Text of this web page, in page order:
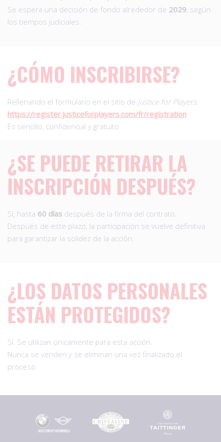
Se espera una decisión de fondo alrededor de 2029 , según
los tiempos judiciales.
¿CÓMO INSCRIBIRSE?
Rellenando el formulario en el sitio de Justice for Players:
https://register.justiceforplayers.com/fr/registration
Es sencillo, confidencial y gratuito.
¿SE PUEDE RETIRAR LA
INSCRIPCIÓN DESPUÉS?
Sí, hasta 60 días después de la firma del contrato.
Después de este plazo, la participación se vuelve definitiva
para garantizar la solidez de la acción.
¿LOS DATOS PERSONALES
ESTÁN PROTEGIDOS?
Sí. Se utilizan únicamente para esta acción.
Nunca se venden y se eliminan una vez finalizado el
proceso.